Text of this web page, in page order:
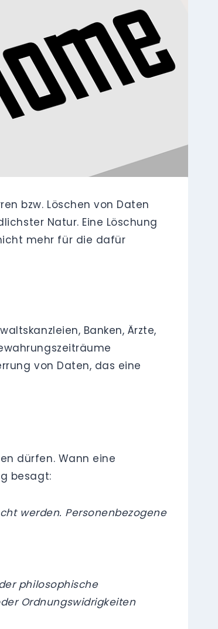
bzw. Löschen von Daten
Natur. Eine Löschung
mehr für die dafür
Banken, Ärzte,
von Daten, das eine
dürfen. Wann eine
besagt:
werden. Personenbezogene
philosophische
Ordnungswidrigkeiten